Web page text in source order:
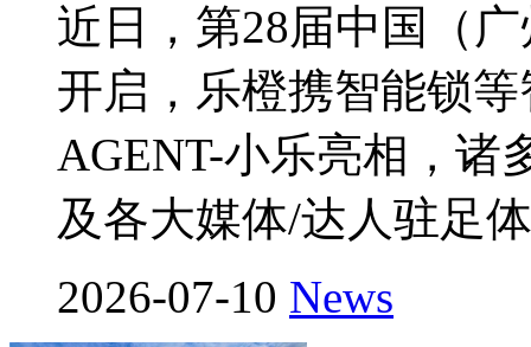
近日，第28届中国（
开启，乐橙携智能锁
AGENT-小乐亮相，诸
及各大媒体/达人驻足体
2026-07-10 News